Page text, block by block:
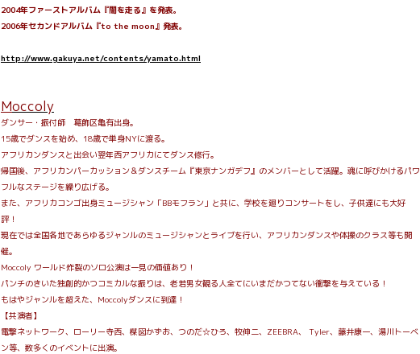
2004年ファーストアルバム『闇を走る』を発表。
2006年セカンドアルバム『to the moon』発表。
http://www.gakuya.net/contents/yamato.html
Moccoly
ダンサー・振付師 葛飾区亀有出身。
15歳でダンスを始め、18歳で単身NYに渡る。
アフリカンダンスと出会い翌年西アフリカにてダンス修行。
帰国後、アフリカンパーカッション＆ダンスチーム『東京ナンガデフ』のメンバーとして活躍。魂に呼びかけるパワ
フルなステージを繰り広げる。
また、アフリカコンゴ出身ミュージシャン「BBモフラン」と共に、学校を廻りコンサートをし、子供達にも大好
評！
現在では全国各地であらゆるジャンルのミュージシャンとライブを行い、アフリカンダンスや体操のクラス等も開
催。
Moccoly ワールド炸裂のソロ公演は一見の価値あり！
パンチのきいた独創的かつコミカルな振りは、老若男女観る人全てにいまだかつてない衝撃を与えている！
もはやジャンルを超えた、Moccolyダンスに到達！
【共演者】
電撃ネットワーク、ローリー寺西、楳図かずお、つのだ☆ひろ、牧伸二、ZEEBRA、 Tyler、藤井康一、湯川トーベ
ン等、数多くのイベントに出演。